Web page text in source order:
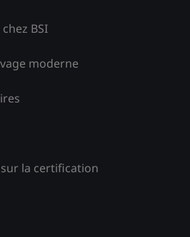
BSI
moderne
la certification